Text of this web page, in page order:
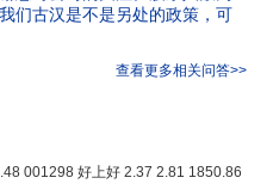
们古汉是不是另处的政策，可
查看更多相关问答>>
001298 好上好 2.37 2.81 1850.86